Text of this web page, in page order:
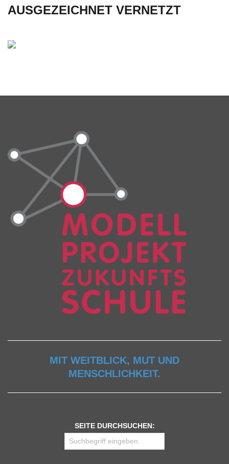
AUSGEZEICHNET VERNETZT
MIT WEITBLICK, MUT UND
MENSCHLICHKEIT.
SEITE DURCHSUCHEN: